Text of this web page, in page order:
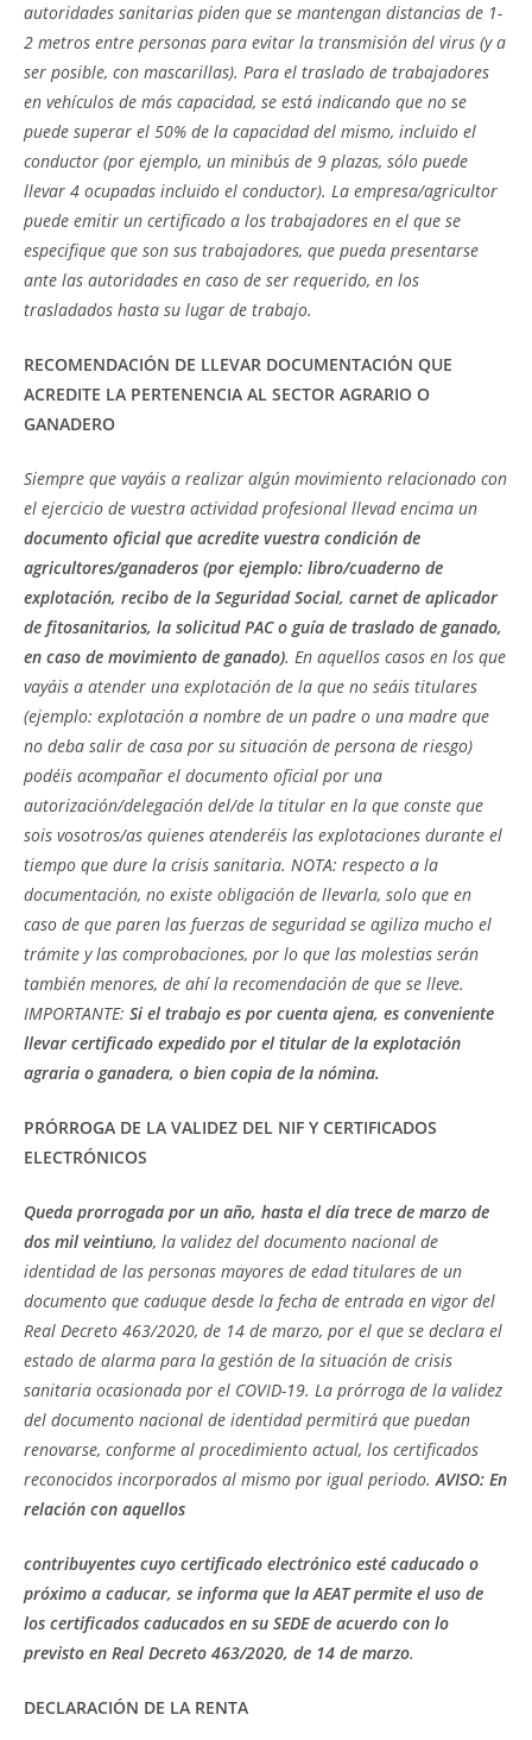
autoridades sanitarias piden que se mantengan distancias de 1-
2 metros entre personas para evitar la transmisión del virus (y a
ser posible, con mascarillas). Para el traslado de trabajadores
en vehículos de más capacidad, se está indicando que no se
puede superar el 50% de la capacidad del mismo, incluido el
conductor (por ejemplo, un minibús de 9 plazas, sólo puede
llevar 4 ocupadas incluido el conductor). La empresa/agricultor
puede emitir un certificado a los trabajadores en el que se
especifique que son sus trabajadores, que pueda presentarse
ante las autoridades en caso de ser requerido, en los
trasladados hasta su lugar de trabajo.
RECOMENDACIÓN DE LLEVAR DOCUMENTACIÓN QUE
ACREDITE LA PERTENENCIA AL SECTOR AGRARIO O
GANADERO
Siempre que vayáis a realizar algún movimiento relacionado con
el ejercicio de vuestra actividad profesional llevad encima un
documento oficial que acredite vuestra condición de
agricultores/ganaderos (por ejemplo: libro/cuaderno de
explotación, recibo de la Seguridad Social, carnet de aplicador
de fitosanitarios, la solicitud PAC o guía de traslado de ganado,
en caso de movimiento de ganado). En aquellos casos en los que
vayáis a atender una explotación de la que no seáis titulares
(ejemplo: explotación a nombre de un padre o una madre que
no deba salir de casa por su situación de persona de riesgo)
podéis acompañar el documento oficial por una
autorización/delegación del/de la titular en la que conste que
sois vosotros/as quienes atenderéis las explotaciones durante el
tiempo que dure la crisis sanitaria. NOTA: respecto a la
documentación, no existe obligación de llevarla, solo que en
caso de que paren las fuerzas de seguridad se agiliza mucho el
trámite y las comprobaciones, por lo que las molestias serán
también menores, de ahí la recomendación de que se lleve.
IMPORTANTE: Si el trabajo es por cuenta ajena, es conveniente
llevar certificado expedido por el titular de la explotación
agraria o ganadera, o bien copia de la nómina.
PRÓRROGA DE LA VALIDEZ DEL NIF Y CERTIFICADOS
ELECTRÓNICOS
Queda prorrogada por un año, hasta el día trece de marzo de
dos mil veintiuno, la validez del documento nacional de
identidad de las personas mayores de edad titulares de un
documento que caduque desde la fecha de entrada en vigor del
Real Decreto 463/2020, de 14 de marzo, por el que se declara el
estado de alarma para la gestión de la situación de crisis
sanitaria ocasionada por el COVID-19. La prórroga de la validez
del documento nacional de identidad permitirá que puedan
renovarse, conforme al procedimiento actual, los certificados
reconocidos incorporados al mismo por igual periodo.AVISO: En
relación con aquellos
contribuyentes cuyo certificado electrónico esté caducado o
próximo a caducar, se informa que la AEAT permite el uso de
los certificados caducados en su SEDE de acuerdo con lo
previsto en Real Decreto 463/2020, de 14 de marzo.
DECLARACIÓN DE LA RENTA